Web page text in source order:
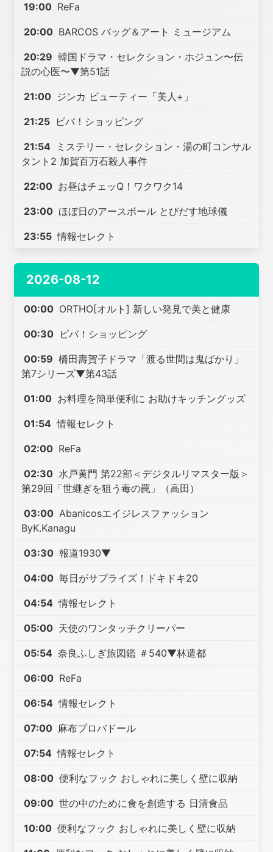
19:00 ReFa
20:00 BARCOS バッグ＆アート ミュージアム
20:29 韓国ドラマ・セレクション・ホジュン〜伝
説の心医〜▼第51話
21:00 ジンカ ビューティー「美人+」
21:25 ビバ！ショッピング
21:54
ミステリー・セレクション・湯の町コンサル
タント2 加賀百万石殺人事件
22:00 お昼はチェッQ！ワクワク14
23:00 ほぼ日のアースボール とびだす地球儀
23:55 情報セレクト
2026-08-12
00:00 ORTHO[オルト] 新しい発見で美と健康
00:30 ビバ！ショッピング
00:59 橋田壽賀子ドラマ「渡る世間は鬼ばかり」
第7シリーズ▼第43話
01:00 お料理を簡単便利に お助けキッチングッズ
01:54 情報セレクト
02:00 ReFa
02:30 水戸黄門 第22部＜デジタルリマスター版＞
第29回「世継ぎを狙う毒の罠」（高田）
03:00 Abanicosエイジレスファッション
ByK.Kanagu
03:30 報道1930▼
04:00 毎日がサプライズ！ドキドキ20
04:54 情報セレクト
05:00 天使のワンタッチクリーパー
05:54 奈良ふしぎ旅図鑑 ＃540▼林遣都
06:00 ReFa
06:54 情報セレクト
07:00 麻布プロバドール
07:54 情報セレクト
08:00 便利なフック おしゃれに美しく壁に収納
09:00 世の中のために食を創造する 日清食品
10:00 便利なフック おしゃれに美しく壁に収納